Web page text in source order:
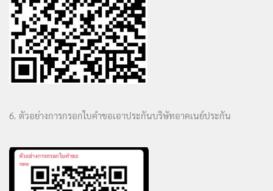
6. ตัวอย่างการกรอกใบคำขอเอาประกันบริษัทอาคเนย์ประกัน